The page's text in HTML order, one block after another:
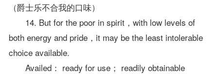
（爵士乐不合我的口味）
14. But for the poor in spirit，with low levels of
both energy and pride，it may be the least intolerable
choice available.
Availed： ready for use； readily obtainable